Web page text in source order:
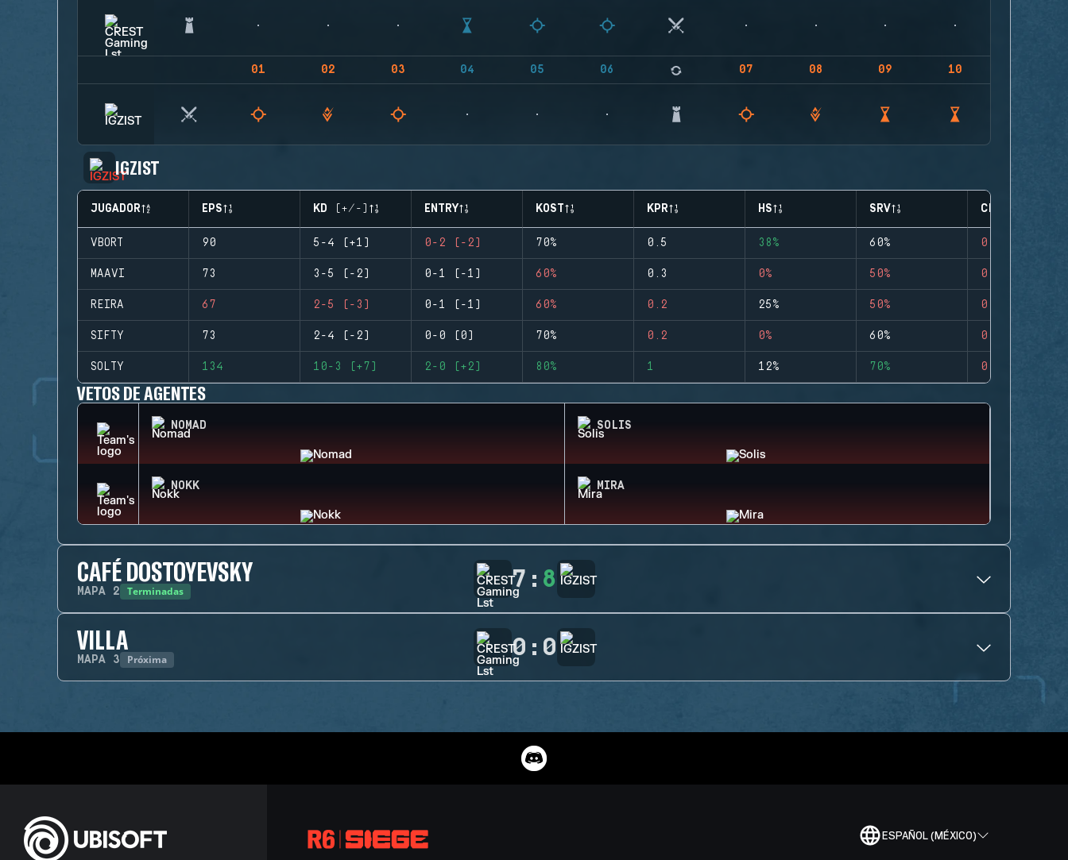
01 02 03 04 05 06 07 08 09 10
IGZIST
JUGADOR EPS KD (+/-) ENTRY KOST KPR HS SRV CLUTCHES
VBORT 90 5-4 (+1) 0-2 (-2) 70% 0.5 38% 60% 0
MAAVI 73 3-5 (-2) 0-1 (-1) 60% 0.3 0% 50% 0
REIRA 67 2-5 (-3) 0-1 (-1) 60% 0.2 25% 50% 0
SIFTY 73 2-4 (-2) 0-0 (0) 70% 0.2 0% 60% 0
SOLTY 134 10-3 (+7) 2-0 (+2) 80% 1 12% 70% 0
VETOS DE AGENTES
NOMAD SOLIS
NOKK MIRA
CAFÉ DOSTOYEVSKY
MAPA 2 Terminadas 7 : 8
VILLA
MAPA 3 Próxima 0 : 0
ESPAÑOL (MÉXICO)